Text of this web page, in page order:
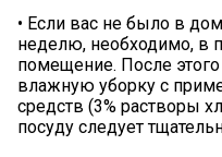
• Если вас не было в
неделю, необходимо, в
помещение. После
влажную уборку с
средств (3% растворы
посуду следует